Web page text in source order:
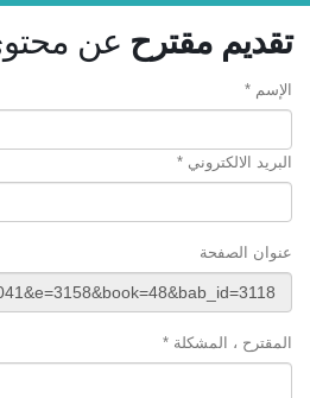
تقديم مقترح عن
الإسم *
البريد الالكتروني *
عنوان الصفحة
المقترح ، المشكلة *